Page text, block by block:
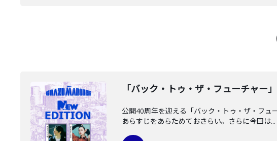
「バック・トゥ・ザ・フューチャ
公開40周年を迎える「バック・トゥ・ザ・フ
あらすじをあらためておさらい。さらに今回は...